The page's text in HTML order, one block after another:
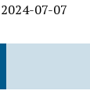
2024-07-07